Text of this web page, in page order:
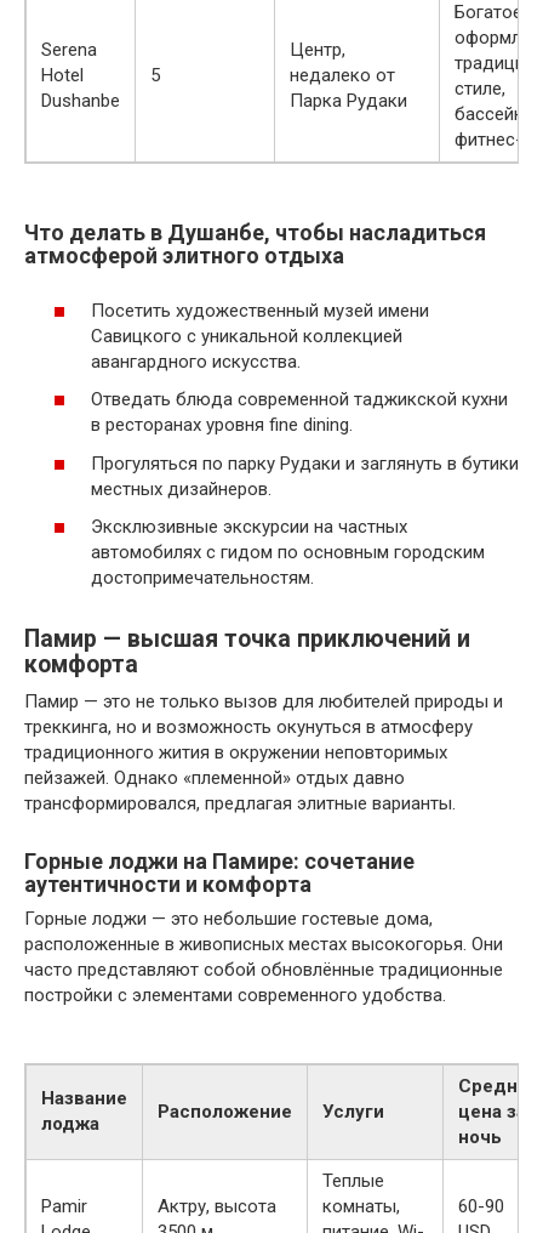
Serena
Hotel
Dushanbe
5
Центр,
недалеко от
Парка Рудаки
Богатое
стиле,
бассейн,
фитнес-
Что делать в Душанбе, чтобы насладиться
атмосферой элитного отдыха
Посетить художественный музей имени
Савицкого с уникальной коллекцией
авангардного искусства.
Отведать блюда современной таджикской кухни
в ресторанах уровня fine dining.
Прогуляться по парку Рудаки и заглянуть в бутики
местных дизайнеров.
Эксклюзивные экскурсии на частных
автомобилях с гидом по основным городским
достопримечательностям.
Памир — высшая точка приключений и
комфорта
Памир — это не только вызов для любителей природы и
треккинга, но и возможность окунуться в атмосферу
традиционного жития в окружении неповторимых
пейзажей. Однако «племенной» отдых давно
трансформировался, предлагая элитные варианты.
Горные лоджи на Памире: сочетание
аутентичности и комфорта
Горные лоджи — это небольшие гостевые дома,
расположенные в живописных местах высокогорья. Они
часто представляют собой обновлённые традиционные
постройки с элементами современного удобства.
Название
лоджа
Расположение Услуги
Средняя
цена за
ночь
Pamir
Актру, высота
Теплые
комнаты,
60-90